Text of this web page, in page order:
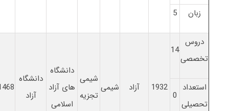
زبان 5
دروس
تخصصی
14
1932 آزاد شیمی
شیمی
تجزیه
دانشگاه
های آزاد
اسلامی
دانشگاه
آزاد
استعداد
تحصیلی
0